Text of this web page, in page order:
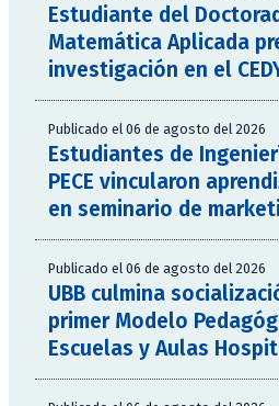
Estudiante del
Matemática Aplicada
investigación en el
Publicado el 06 de agosto del 2026
Estudiantes de
PECE vincularon
en seminario de
Publicado el 06 de agosto del 2026
UBB culmina
primer Modelo
Escuelas y Aulas